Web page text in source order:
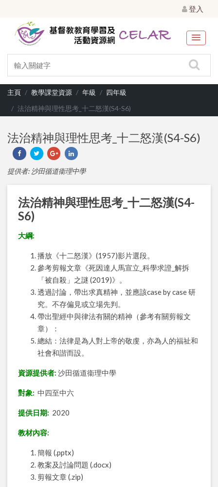
登入
主頁 教學課堂資源 年級
四年級
法治精神與理性思考_十二怒漢(S4-S6)
法治精神與理性思考_十二怒漢(S4-S6)
提供者: 沙田循道衞理中學
法治精神與理性思考_十二怒漢(S4-
S6)
大綱:
播放《十二怒漢》(1957)影片選段。
參考剪報文章《死因達人馬宣立_科學求證_解拆
「被自殺」之謎 (2019)》。
透過討論，帶出求真精神，並應該case by case 研
究。不存偏見或立場先判。
帶出聖經中與律法有關的精神（參考有關剪報文
章）：
總結：法律是為人對上帝的敬虔，亦為人的福祉和
社會和諧而設。
資源提供者: 沙田循道衞理中學
對象: 中四至中六
提供日期: 2020
教材內容:
簡報 (.pptx)
教案及討論問題 (.docx)
剪報文章 (.zip)